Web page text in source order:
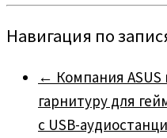
Навигация по
← Компания
гарнитуру для
c USB-